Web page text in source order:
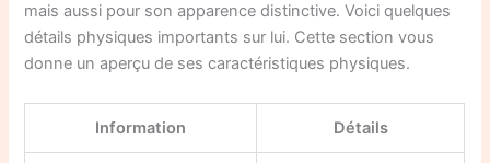
mais aussi pour son apparence distinctive. Voici quelques
détails physiques importants sur lui. Cette section vous
donne un aperçu de ses caractéristiques physiques.
Information Détails